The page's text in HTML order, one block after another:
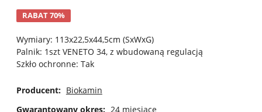
RABAT 70%
Wymiary: 113x22,5x44,5cm (SxWxG)
Palnik: 1szt VENETO 34, z wbudowaną regulacją
Szkło ochronne: Tak
Producent: Biokamin
Gwarantowany okres: 24 miesiące